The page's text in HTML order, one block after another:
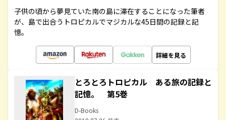
子供の頃から夢見ていた南の島に滞在することになった筆者
が、島で出合うトロピカルでマジカルな45日間の記録と記
憶。
詳細を見る
とろとろトロピカル ある旅の記録と
記憶。 第5巻
D-Books